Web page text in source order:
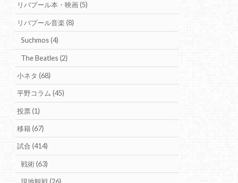
リバプール本・映画(5)
リバプール音楽(8)
Suchmos (4)
The Beatles (2)
小ネタ(68)
平野コラム(45)
投票(1)
移籍(67)
試合(414)
戦術(63)